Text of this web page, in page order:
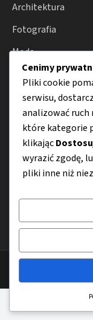
Architektura
Fotografia
Moda
Porady
Menu
O nas
Kontakt
Cenimy
Pliki cookie
serwisu,
analizować ruch
które kategorie
klikając
wyrazić zgodę,
pliki inne niż